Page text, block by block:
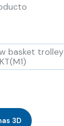
basket trolley
3D